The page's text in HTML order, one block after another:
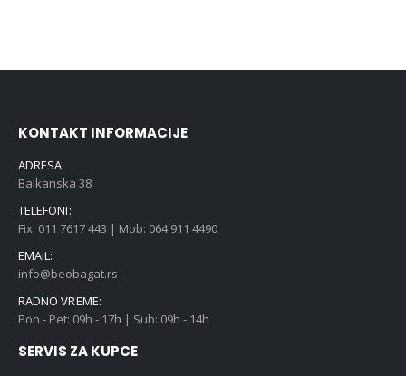
KONTAKT INFORMACIJE
ADRESA:
Balkanska 38
TELEFONI:
Fix: 011 7617 443 | Mob: 064 911 4490
EMAIL:
info@beobagat.rs
RADNO VREME:
Pon - Pet: 09h - 17h | Sub: 09h - 14h
SERVIS ZA KUPCE